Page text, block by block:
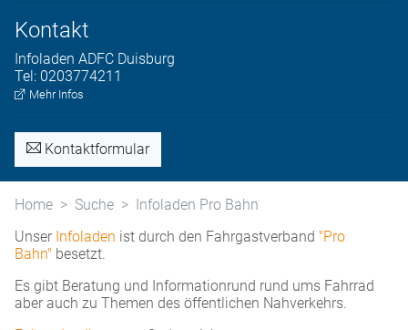
Kontakt
Infoladen ADFC Duisburg
Tel: 0203774211
Mehr Infos
Kontaktformular
Home Suche
Infoladen Pro Bahn
Unser Infoladen ist durch den Fahrgastverband "Pro
Bahn" besetzt.
Es gibt Beratung und Informationrund rund ums Fahrrad
aber auch zu Themen des öffentlichen Nahverkehrs.